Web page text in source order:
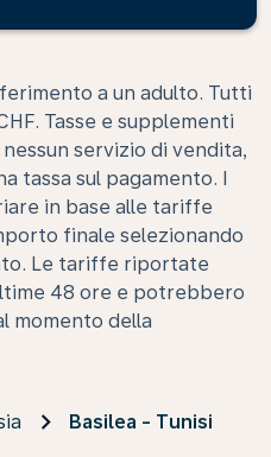
a un adulto. Tutti
Tasse e supplementi
servizio di vendita,
tassa sul pagamento. I
in base alle tariffe
finale selezionando
Le tariffe riportate
48 ore e potrebbero
momento della
Basilea - Tunisi